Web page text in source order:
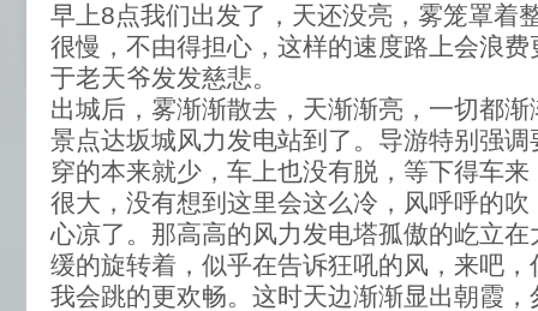
早上8点我们出发了，天还没亮，雾笼罩着
很慢，不由得担心，这样的速度路上会浪
于老天爷发发慈悲。
出城后，雾渐渐散去，天渐渐亮，一切都
景点达坂城风力发电站到了。导游特别强
穿的本来就少，车上也没有脱，等下得车
很大，没有想到这里会这么冷，风呼呼的
心凉了。那高高的风力发电塔孤傲的屹立
缓的旋转着，似乎在告诉狂吼的风，来吧
我会跳的更欢畅。这时天边渐渐显出朝霞